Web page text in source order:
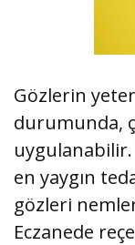
Gözlerin
durumunda,
uygulanabilir.
en yaygın
gözleri
Eczanede